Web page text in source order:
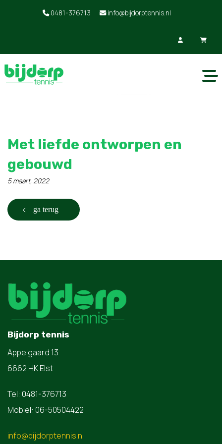
0481-376713 info@bijdorptennis.nl
Met liefde ontworpen en
gebouwd
5 maart, 2022
ga terug
Bijdorp tennis
Appelgaard 13
6662 HK Elst
Tel: 0481-376713
Mobiel: 06-50504422
info@bijdorptennis.nl